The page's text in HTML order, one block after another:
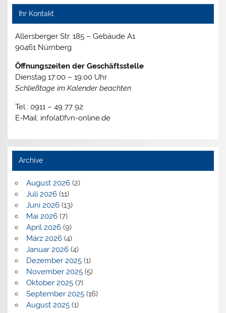
Ihr Kontakt
Allersberger Str. 185 – Gebäude A1
90461 Nürnberg
Öffnungszeiten der Geschäftsstelle
Dienstag 17:00 – 19:00 Uhr
Schließtage im Kalender beachten
Tel.: 0911 – 49 77 92
E-Mail: info(at)fvn-online.de
Archive
August 2026(2)
Juli 2026(11)
Juni 2026(13)
Mai 2026(7)
April 2026(9)
März 2026(4)
Januar 2026(4)
Dezember 2025(1)
November 2025(5)
Oktober 2025(7)
September 2025(16)
August 2025(1)